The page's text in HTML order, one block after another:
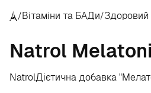
/Вітаміни та БАДи/Здоровий
Natrol
NatrolДієтична добавка